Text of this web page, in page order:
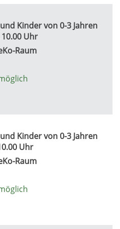
Kinder von 0-3 Jahren
10.00 Uhr
Raum
Kinder von 0-3 Jahren
Uhr
Raum